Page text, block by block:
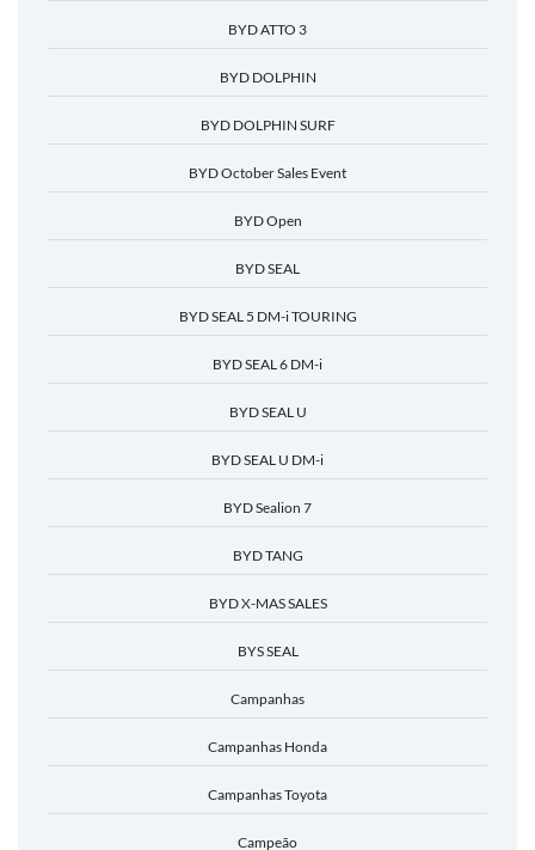
BYD ATTO 3
BYD DOLPHIN
BYD DOLPHIN SURF
BYD October Sales Event
BYD Open
BYD SEAL
BYD SEAL 5 DM-i TOURING
BYD SEAL 6 DM-i
BYD SEAL U
BYD SEAL U DM-i
BYD Sealion 7
BYD TANG
BYD X-MAS SALES
BYS SEAL
Campanhas
Campanhas Honda
Campanhas Toyota
Campeão